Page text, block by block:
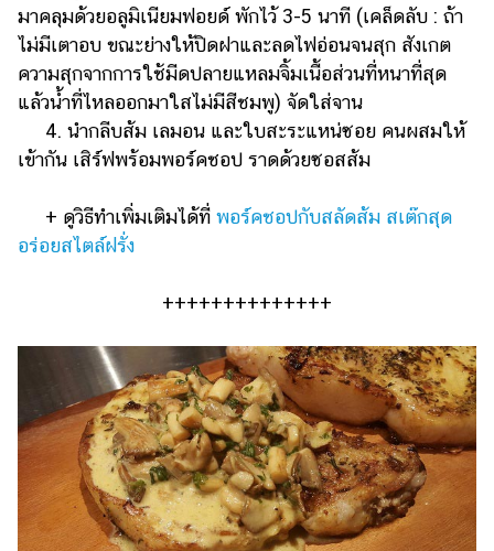
มาคลุมด้วยอลูมิเนียมฟอยด์ พักไว้ 3-5 นาที (เคล็ดลับ : ถ้า
ไม่มีเตาอบ ขณะย่างให้ปิดฝาและลดไฟอ่อนจนสุก สังเกต
ความสุกจากการใช้มีดปลายแหลมจิ้มเนื้อส่วนที่หนาที่สุด
แล้วน้ำที่ไหลออกมาใสไม่มีสีชมพู) จัดใส่จาน
4. นำกลีบส้ม เลมอน และใบสะระแหน่ซอย คนผสมให้
เข้ากัน เสิร์ฟพร้อมพอร์คชอป ราดด้วยซอสส้ม
+ ดูวิธีทำเพิ่มเติมได้ที่ พอร์คชอปกับสลัดส้ม สเต๊กสุด
อร่อยสไตล์ฝรั่ง
++++++++++++++